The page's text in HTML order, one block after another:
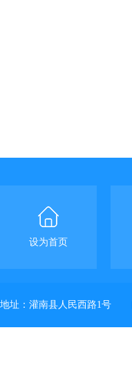
设为首页
地址：灌南县人民西路1号